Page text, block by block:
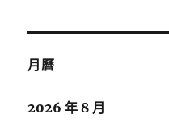
花
鍵
月曆
2026 年 8 月